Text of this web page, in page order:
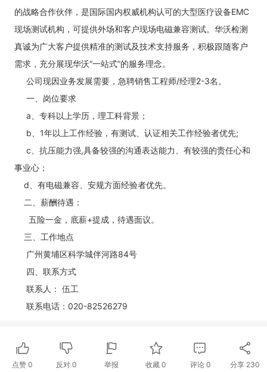
的战略合作伙伴，是国际国内权威机构认可的大型医疗设备EMC
现场测试机构，可提供外场和客户现场电磁兼容测试。华沃检测
真诚为广大客户提供精准的测试及技术支持服务，积极跟随客户
需求，充分展现华沃“一站式”的服务理念。
公司现因业务发展需要，急聘销售工程师/经理2-3名。
一、岗位要求
a、专科以上学历，理工科背景；
b、1年以上工作经验，有测试、认证相关工作经验者优先;
c、抗压能力强,具备较强的沟通表达能力、有较强的责任心和
事业心；
d、有电磁兼容、安规方面经验者优先。
二、薪酬待遇：
五险一金，底薪+提成，待遇面议。
三、工作地点
广州黄埔区科学城伴河路84号
四、联系方式
联系人： 伍工
联系电话：020-82526279
点赞 0 反对0 举报 收藏 0 评论 0 分享 230